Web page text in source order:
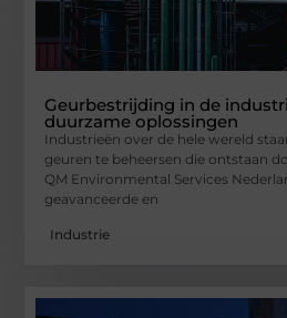
Geurbestrijding in de
duurzame oplossingen
Industrieën over de hele wereld
geuren te beheersen die ontstaan
QM Environmental Services
geavanceerde en
Industrie